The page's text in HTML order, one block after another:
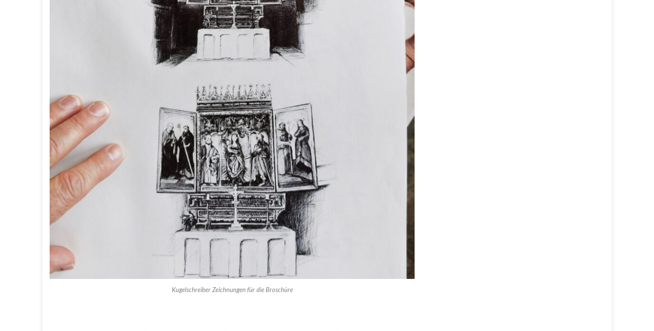
Kugelschreiber Zeichnungen für die Broschüre